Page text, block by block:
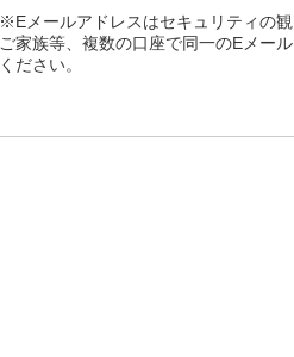
※Eメールアドレスはセキュリティの
ご家族等、複数の口座で同一のEメー
ください。